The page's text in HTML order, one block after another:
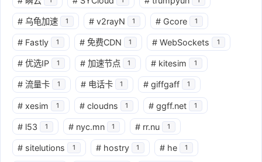
# 乌龟加速 1 # v2rayN 1 # Gcore 1
# Fastly 1 # 免费CDN 1 # WebSockets 1
# 优选IP 1 # 加速节点 1 # kitesim 1
# 流量卡 1 # 电话卡 1 # giffgaff 1
# xesim 1 # cloudns 1 # ggff.net 1
# l53 1 # nyc.mn 1 # rr.nu 1
# sitelutions 1 # hostry 1 # he 1